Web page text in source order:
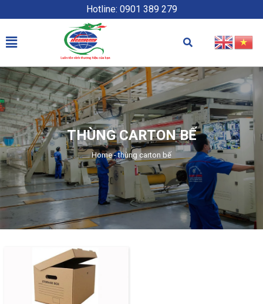
Hotline: 0901 389 279
THÙNG CARTON BẾ
Home-thùng carton bế